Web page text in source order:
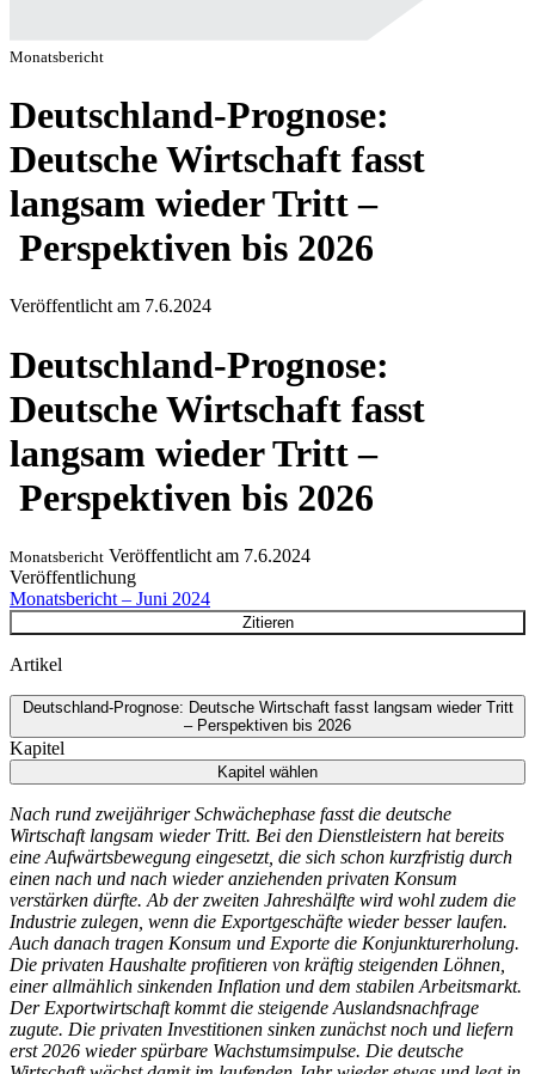
Monatsbericht
Deutschland-Prognose:
Deutsche Wirtschaft fasst
langsam wieder Tritt ‒
Perspektiven bis 2026
Veröffentlicht am 7.6.2024
Deutschland-Prognose:
Deutsche Wirtschaft fasst
langsam wieder Tritt ‒
Perspektiven bis 2026
Monatsbericht Veröffentlicht am 7.6.2024
Veröffentlichung
Monatsbericht – Juni 2024
Zitieren
Artikel
Deutschland-Prognose: Deutsche Wirtschaft fasst langsam wieder Tritt
‒ Perspektiven bis 2026
Kapitel
Kapitel wählen
Nach rund zweijähriger Schwächephase fasst die deutsche
Wirtschaft langsam wieder Tritt. Bei den Dienstleistern hat bereits
eine Aufwärtsbewegung eingesetzt, die sich schon kurzfristig durch
einen nach und nach wieder anziehenden privaten Konsum
verstärken dürfte. Ab der zweiten Jahreshälfte wird wohl zudem die
Industrie zulegen, wenn die Exportgeschäfte wieder besser laufen.
Auch danach tragen Konsum und Exporte die Konjunkturerholung.
Die privaten Haushalte profitieren von kräftig steigenden Löhnen,
einer allmählich sinkenden Inflation und dem stabilen Arbeitsmarkt.
Der Exportwirtschaft kommt die steigende Auslandsnachfrage
zugute. Die privaten Investitionen sinken zunächst noch und liefern
erst 2026 wieder spürbare Wachstumsimpulse. Die deutsche